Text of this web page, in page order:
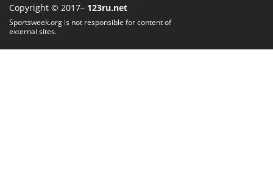
Copyright © 2017– 123ru.net
Sportsweek.org is not responsible for content of
external sites.